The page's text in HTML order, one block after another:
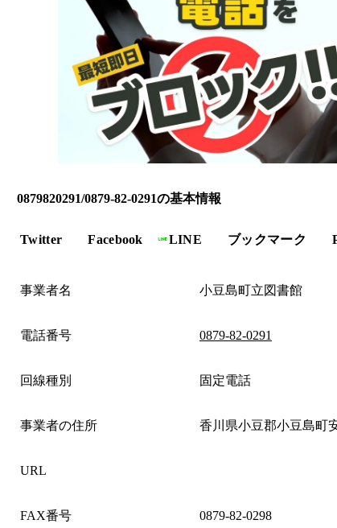
0879820291/0879-82-0291の基本情報
Twitter Facebook LINE ブックマーク
事業者名 小豆島町立図書館
電話番号 0879-82-0291
回線種別 固定電話
事業者の住所 香川県小豆郡小豆島町
URL
FAX番号 0879-82-0298